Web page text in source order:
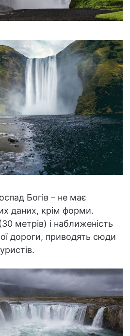
Богів – не має
даних, крім форми.
метрів) і наближеність
дороги, приводять сюди